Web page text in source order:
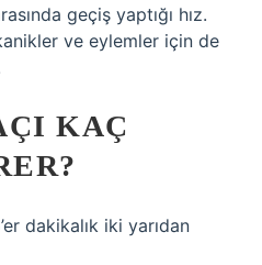
geçiş yaptığı hız.
ve eylemler için de
KAÇ
dakikalık iki yarıdan